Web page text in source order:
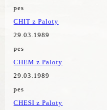
pes
CHIT z Paloty
29.03.1989
pes
CHEM z Paloty
29.03.1989
pes
CHESI z Paloty